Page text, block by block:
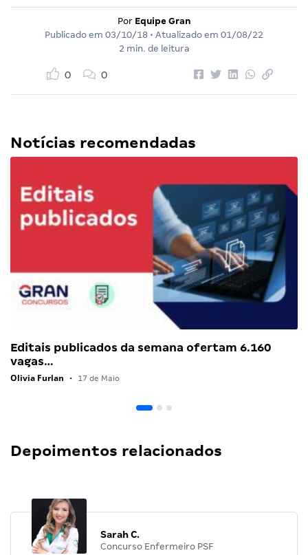
Por Equipe Gran
Publicado em 03/10/18 • Atualizado em 01/08/22
2 min. de leitura
0 0
Notícias recomendadas
Editais publicados da semana ofertam 6.160
vagas…
Olivia Furlan • 17 de Maio
Depoimentos relacionados
Sarah C.
Concurso Enfermeiro PSF